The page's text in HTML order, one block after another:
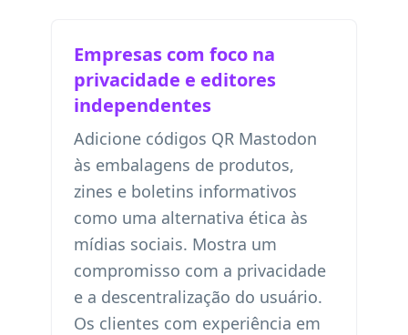
Empresas com foco na
privacidade e editores
independentes
Adicione códigos QR Mastodon
às embalagens de produtos,
zines e boletins informativos
como uma alternativa ética às
mídias sociais. Mostra um
compromisso com a privacidade
e a descentralização do usuário.
Os clientes com experiência em